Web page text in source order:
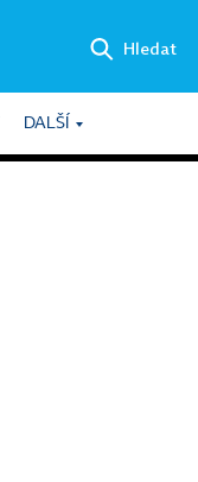
Hledat
DALŠÍ